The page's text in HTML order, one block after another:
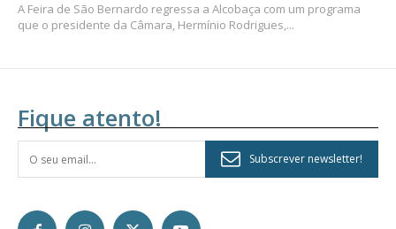
A Feira de São Bernardo regressa a Alcobaça com um programa
que o presidente da Câmara, Hermínio Rodrigues,...
Fique atento!
Subscrever newsletter!